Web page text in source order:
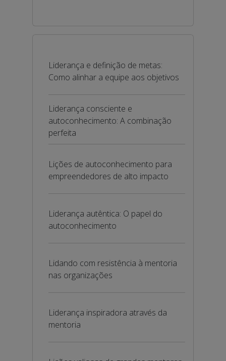
Liderança e definição de metas:
Como alinhar a equipe aos objetivos
Liderança consciente e
autoconhecimento: A combinação
perfeita
Lições de autoconhecimento para
empreendedores de alto impacto
Liderança autêntica: O papel do
autoconhecimento
Lidando com resistência à mentoria
nas organizações
Liderança inspiradora através da
mentoria